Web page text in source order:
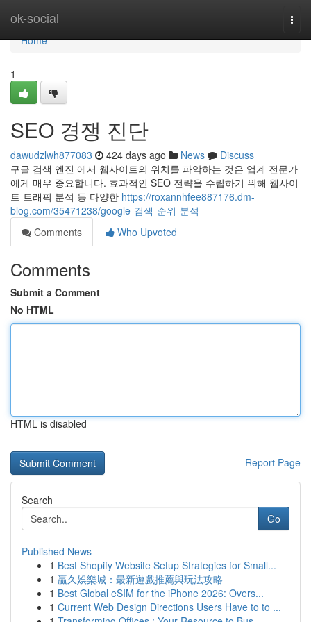
ok-social
Home
Home
1
SEO 경쟁 진단
dawudzlwh877083 424 days ago News
Discuss
구글 검색 엔진 에서 웹사이트의 위치를 파악하는 것은 업계 전문가
에게 매우 중요합니다. 효과적인 SEO 전략을 수립하기 위해 웹사이
트 트래픽 분석 등 다양한 https://roxannhfee887176.dm-
blog.com/35471238/google-검색-순위-분석
Comments
Who Upvoted
Comments
Submit a Comment
No HTML
HTML is disabled
Report Page
Search
Go
Published News
1 Best Shopify Website Setup Strategies for Small...
1 贏久娛樂城：最新遊戲推薦與玩法攻略
1 Best Global eSIM for the iPhone 2026: Overs...
1 Current Web Design Directions Users Have to to ...